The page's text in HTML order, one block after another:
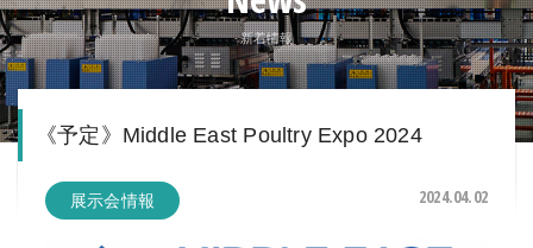
新着情報
《予定》Middle East Poultry Expo 2024
展示会情報 2024.04.02